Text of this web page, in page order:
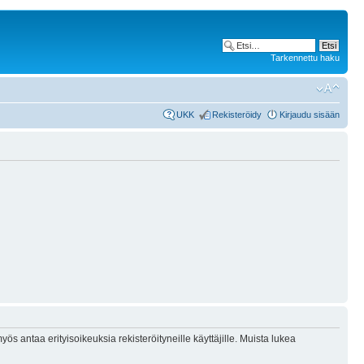
Tarkennettu haku
UKK Rekisteröidy Kirjaudu sisään
antaa erityisoikeuksia rekisteröityneille käyttäjille. Muista lukea